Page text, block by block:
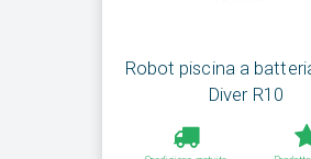
Robot piscina a
Diver R10